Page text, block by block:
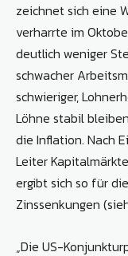
zeichnet sich eine
verharrte im
deutlich weniger
schwacher
schwieriger,
Löhne stabil
die Inflation. Nach
Leiter
ergibt sich so für
Zinssenkungen
„Die US-